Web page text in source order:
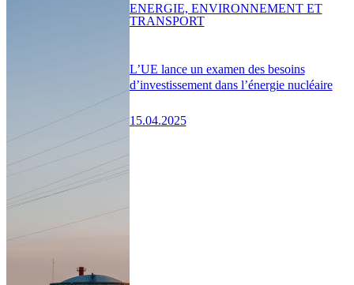
L’UE lance un examen des besoins
d’investissement dans l’énergie nucléaire
15.04.2025
ENERGIE, ENVIRONNEMENT ET
TRANSPORT